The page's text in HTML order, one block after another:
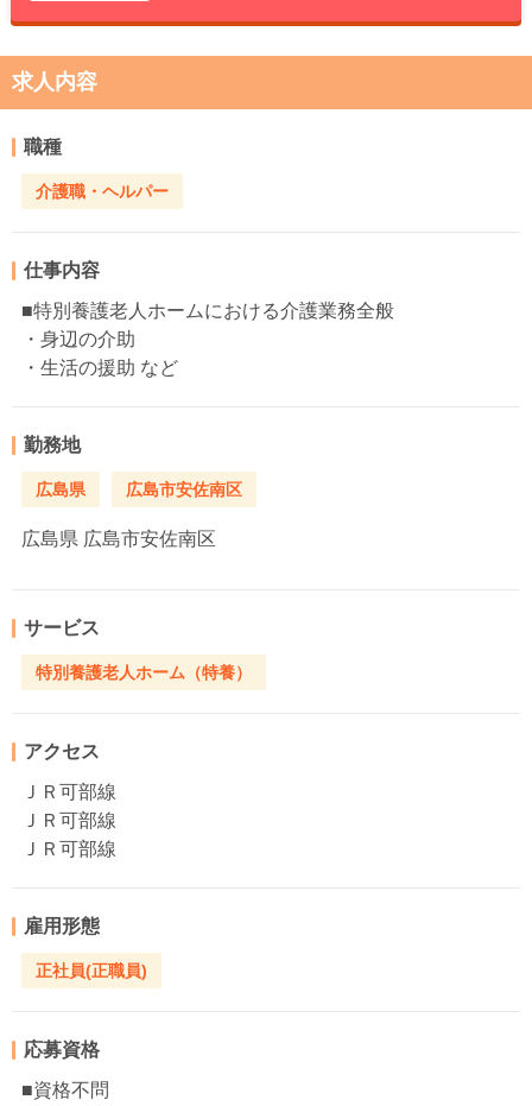
求人内容
職種
介護職・ヘルパー
仕事内容
■特別養護老人ホームにおける介護業務全般
・身辺の介助
・生活の援助 など
勤務地
広島県 広島市安佐南区
広島県 広島市安佐南区
サービス
特別養護老人ホーム（特養）
アクセス
ＪＲ可部線
ＪＲ可部線
ＪＲ可部線
雇用形態
正社員(正職員)
応募資格
■資格不問